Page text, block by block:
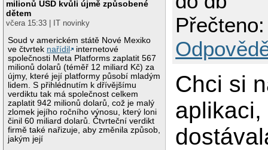
milionů USD kvůli újmě způsobené
dětem
včera 15:33 | IT novinky
Soud v americkém státě Nové Mexiko
ve čtvrtek nařídil
internetové
společnosti Meta Platforms zaplatit 567
milionů dolarů (téměř 12 miliard Kč) za
újmy, které její platformy působí mladým
lidem. S přihlédnutím k dřívějšímu
verdiktu tak má společnost celkem
zaplatit 942 milionů dolarů, což je malý
zlomek jejího ročního výnosu, který loni
činil 60 miliard dolarů. Čtvrteční verdikt
firmě také nařizuje, aby změnila způsob,
jakým její
Chci si